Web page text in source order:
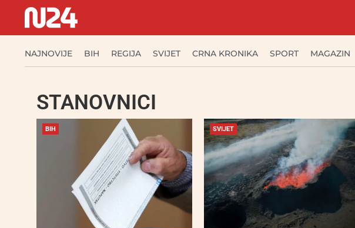
NAJNOVIJE BIH REGIJA SVIJET CRNA KRONIKA SPORT MAGAZIN
STANOVNICI
BIH SVIJET